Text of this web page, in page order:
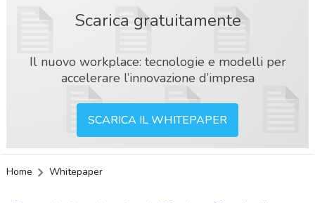
Scarica gratuitamente
Il nuovo workplace: tecnologie e modelli per
accelerare l’innovazione d’impresa
SCARICA IL WHITEPAPER
Home Whitepaper